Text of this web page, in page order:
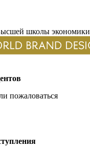
школы экономики
пожаловаться